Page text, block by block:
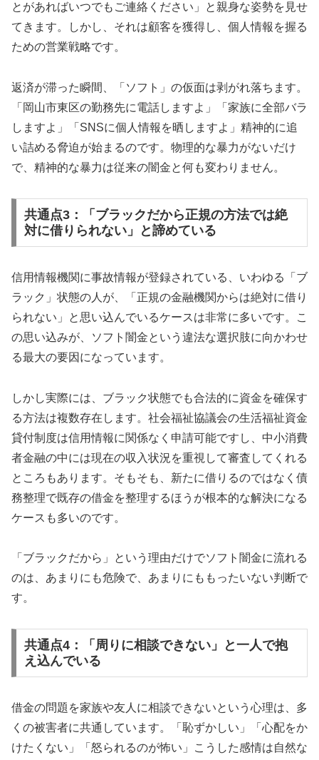
とがあればいつでもご連絡ください」と親身な姿勢を見せ
てきます。しかし、それは顧客を獲得し、個人情報を握る
ための営業戦略です。
返済が滞った瞬間、「ソフト」の仮面は剥がれ落ちます。
「岡山市東区の勤務先に電話しますよ」「家族に全部バラ
しますよ」「SNSに個人情報を晒しますよ」精神的に追
い詰める脅迫が始まるのです。物理的な暴力がないだけ
で、精神的な暴力は従来の闇金と何も変わりません。
共通点3：「ブラックだから正規の方法では絶
対に借りられない」と諦めている
信用情報機関に事故情報が登録されている、いわゆる「ブ
ラック」状態の人が、「正規の金融機関からは絶対に借り
られない」と思い込んでいるケースは非常に多いです。こ
の思い込みが、ソフト闇金という違法な選択肢に向かわせ
る最大の要因になっています。
しかし実際には、ブラック状態でも合法的に資金を確保す
る方法は複数存在します。社会福祉協議会の生活福祉資金
貸付制度は信用情報に関係なく申請可能ですし、中小消費
者金融の中には現在の収入状況を重視して審査してくれる
ところもあります。そもそも、新たに借りるのではなく債
務整理で既存の借金を整理するほうが根本的な解決になる
ケースも多いのです。
「ブラックだから」という理由だけでソフト闇金に流れる
のは、あまりにも危険で、あまりにももったいない判断で
す。
共通点4：「周りに相談できない」と一人で抱
え込んでいる
借金の問題を家族や友人に相談できないという心理は、多
くの被害者に共通しています。「恥ずかしい」「心配をか
けたくない」「怒られるのが怖い」こうした感情は自然な